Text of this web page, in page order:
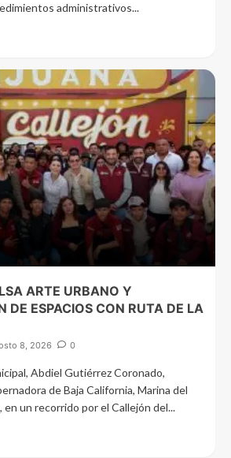
administrativos...
ARTE URBANO Y
DE ESPACIOS CON RUTA DE LA
8, 2026 0
Abdiel Gutiérrez Coronado,
de Baja California, Marina del
en un recorrido por el Callejón del...